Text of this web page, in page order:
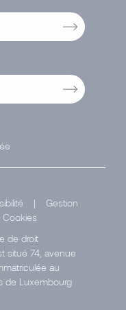
|
Gestion
Cookies
de droit
situé 74, avenue
au
de Luxembourg